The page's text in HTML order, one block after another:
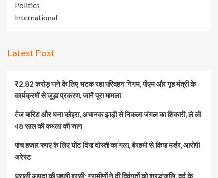
Politics
International
Latest Post
₹2.82 करोड़ पाने के लिए भटक रहा परिवहन निगम, पीएम और गृह मंत्री के
कार्यक्रमों से जुड़ा प्रकरण, जानें पूरा मामला
तेज बारिश और घना कोहरा, अचानक झाड़ी से निकला जंगल का शिकारी, ले ली
48 साल की कमला की जान
पांच हजार रुपए के लिए घोंट दिया दोस्ती का गला, बेरहमी से किया मर्डर, आरोपी
अरेस्ट
धराली आपदा की पहली बरसी: ग्रामीणों ने दी दिवंगतों को श्रद्धांजलि, दर्द के